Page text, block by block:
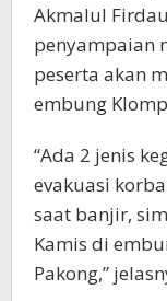
Akmalul
penyampaian
peserta akan
embung
“Ada 2 jenis
evakuasi
saat banjir,
Kamis di
Pakong,”